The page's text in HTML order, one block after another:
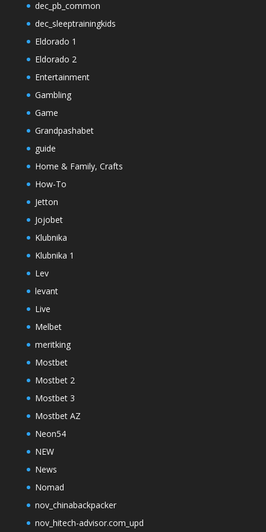
dec_pb_common
dec_sleeptrainingkids
Eldorado 1
Eldorado 2
Entertainment
Gambling
Game
Grandpashabet
guide
Home & Family, Crafts
How-To
Jetton
Jojobet
Klubnika
Klubnika 1
Lev
levant
Live
Melbet
meritking
Mostbet
Mostbet 2
Mostbet 3
Mostbet AZ
Neon54
NEW
News
Nomad
nov_chinabackpacker
nov_hitech-advisor.com_upd